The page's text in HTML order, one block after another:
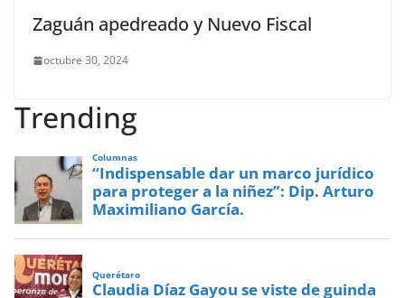
Zaguán apedreado y Nuevo Fiscal
octubre 30, 2024
Trending